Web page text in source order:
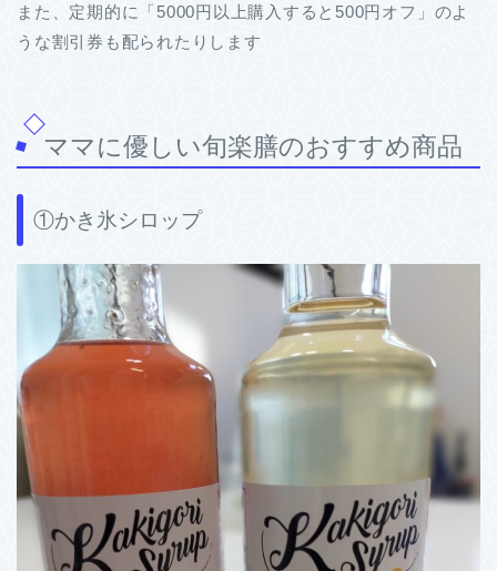
また、定期的に「5000円以上購入すると500円オフ」のよ
うな割引券も配られたりします
ママに優しい旬楽膳のおすすめ商品
①かき氷シロップ